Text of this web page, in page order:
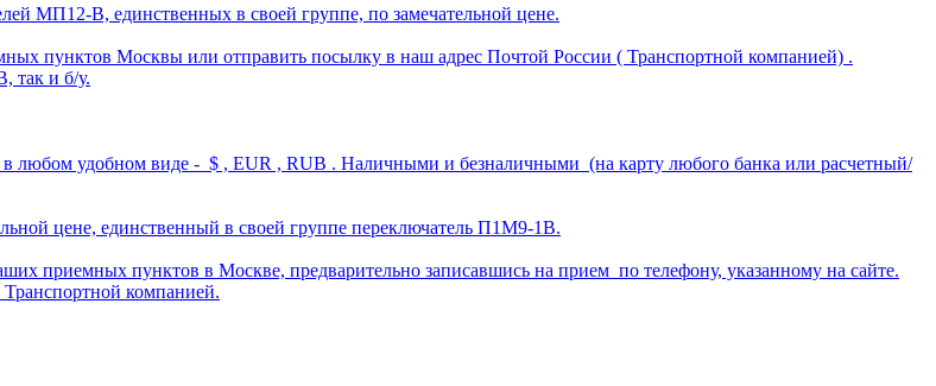
МП12-В, единственных в своей группе, по замечательной цене.
пунктов Москвы или отправить посылку в наш адрес Почтой России ( Транспортной компанией) .
так и б/у.
любом удобном виде - $ , EUR , RUB . Наличными и безналичными (на карту любого банка или расчетный/
цене, единственный в своей группе переключатель П1М9-1В.
приемных пунктов в Москве, предварительно записавшись на прием по телефону, указанному на сайте.
компанией.